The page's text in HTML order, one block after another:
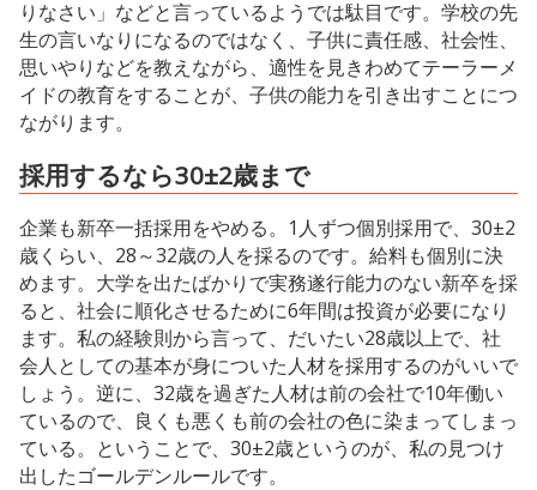
りなさい」などと言っているようでは駄目です。学校の先
生の言いなりになるのではなく、子供に責任感、社会性、
思いやりなどを教えながら、適性を見きわめてテーラーメ
イドの教育をすることが、子供の能力を引き出すことにつ
ながります。
採用するなら30±2歳まで
企業も新卒一括採用をやめる。1人ずつ個別採用で、30±2
歳くらい、28～32歳の人を採るのです。給料も個別に決
めます。大学を出たばかりで実務遂行能力のない新卒を採
ると、社会に順化させるために6年間は投資が必要になり
ます。私の経験則から言って、だいたい28歳以上で、社
会人としての基本が身についた人材を採用するのがいいで
しょう。逆に、32歳を過ぎた人材は前の会社で10年働い
ているので、良くも悪くも前の会社の色に染まってしまっ
ている。ということで、30±2歳というのが、私の見つけ
出したゴールデンルールです。